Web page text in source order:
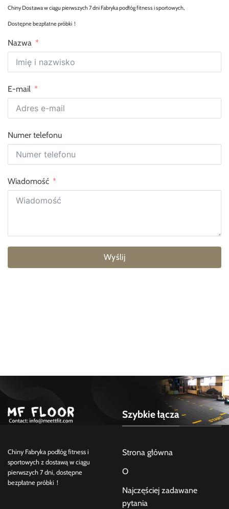
Chiny Dostawa w ciągu pierwszych 7 dni Fabryka podłóg fitness i sportowych,
Dostępne bezpłatne próbki！
Nazwa
E-mail
Numer telefonu
Wiadomość
Wyślij
Chiny Fabryka podłóg fitness i
sportowych z dostawą w ciągu
pierwszych 7 dni, dostępne
bezpłatne próbki！
Szybkie łącza
Strona główna
O
Najczęściej zadawane
pytania